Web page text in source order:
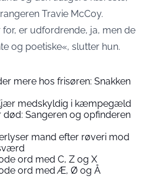
Travie McCoy.
er udfordrende, ja, men de
og poetiske«, slutter hun.
mere hos frisøren: Snakken
medskyldig i kæmpegæld
død: Sangeren og opfinderen
mand efter røveri mod
ord med C, Z og X
ord med Æ, Ø og Å